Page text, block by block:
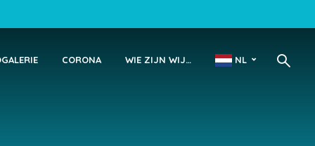
CORONA WIE ZIJN WIJ… NL